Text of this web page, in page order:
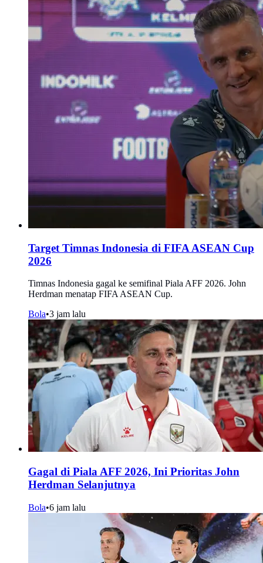
Target Timnas Indonesia di FIFA ASEAN Cup
2026
Timnas Indonesia gagal ke semifinal Piala AFF 2026. John
Herdman menatap FIFA ASEAN Cup.
Bola•3 jam lalu
Gagal di Piala AFF 2026, Ini Prioritas John
Herdman Selanjutnya
Bola•6 jam lalu